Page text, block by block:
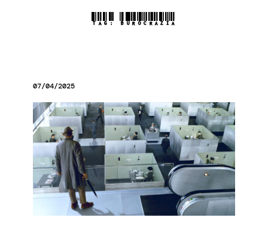
TAG:BUROCRAZIA
07/04/2025